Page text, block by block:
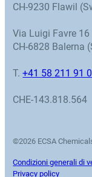
CH-9230 Flawil
Via Luigi Favre 16
CH-6828 Balerna
T.+41 58 211 91
CHE-143.818.564
©2026 ECSA
Condizioni generali di
Privacy policy